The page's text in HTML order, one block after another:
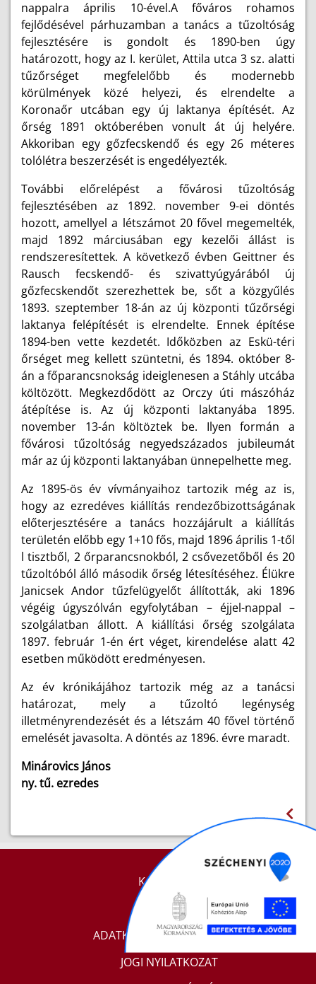
nappalra április 10-ével.A főváros rohamos
fejlődésével párhuzamban a tanács a tűzoltóság
fejlesztésére is gondolt és 1890-ben úgy
határozott, hogy az I. kerület, Attila utca 3 sz. alatti
tűzőrséget megfelelőbb és modernebb
körülmények közé helyezi, és elrendelte a
Koronaőr utcában egy új laktanya építését. Az
őrség 1891 októberében vonult át új helyére.
Akkoriban egy gőzfecskendő és egy 26 méteres
tolólétra beszerzését is engedélyezték.
További előrelépést a fővárosi tűzoltóság
fejlesztésében az 1892. november 9-ei döntés
hozott, amellyel a létszámot 20 fővel megemelték,
majd 1892 márciusában egy kezelői állást is
rendszeresítettek. A következő évben Geittner és
Rausch fecskendő- és szivattyúgyárából új
gőzfecskendőt szerezhettek be, sőt a közgyűlés
1893. szeptember 18-án az új központi tűzőrségi
laktanya felépítését is elrendelte. Ennek építése
1894-ben vette kezdetét. Időközben az Eskü-téri
őrséget meg kellett szüntetni, és 1894. október 8-
án a főparancsnokság ideiglenesen a Stáhly utcába
költözött. Megkezdődött az Orczy úti mászóház
átépítése is. Az új központi laktanyába 1895.
november 13-án költöztek be. Ilyen formán a
fővárosi tűzoltóság negyedszázados jubileumát
már az új központi laktanyában ünnepelhette meg.
Az 1895-ös év vívmányaihoz tartozik még az is,
hogy az ezredéves kiállítás rendezőbizottságának
előterjesztésére a tanács hozzájárult a kiállítás
területén előbb egy 1+10 fős, majd 1896 április 1-től
l tisztből, 2 őrparancsnokból, 2 csővezetőből és 20
tűzoltóból álló második őrség létesítéséhez. Élükre
Janicsek Andor tűzfelügyelőt állították, aki 1896
végéig úgyszólván egyfolytában – éjjel-nappal –
szolgálatban állott. A kiállítási őrség szolgálata
1897. február 1-én ért véget, kirendelése alatt 42
esetben működött eredményesen.
Az év krónikájához tartozik még az a tanácsi
határozat, mely a tűzoltó legénység
illetményrendezését és a létszám 40 fővel történő
emelését javasolta. A döntés az 1896. évre maradt.
Minárovics János
ny. tű. ezredes
KAPCSOLAT
IMPRESSZUM
ADATKEZELÉSI TÁJÉKOZTATÓ
JOGI NYILATKOZAT